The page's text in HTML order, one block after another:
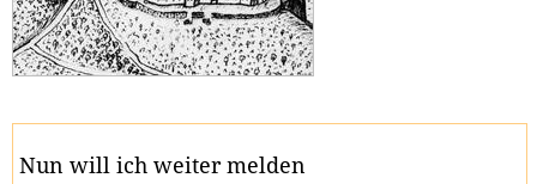
Nun will ich weiter melden